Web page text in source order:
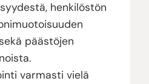
henkilöstön
päästöjen
varmasti vielä